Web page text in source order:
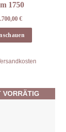
1750
€
VORRÄTIG